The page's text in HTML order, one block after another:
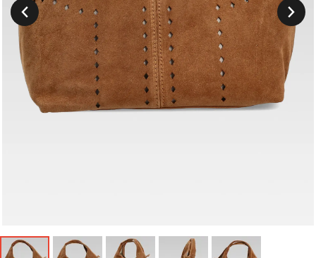
Précedent Suivant